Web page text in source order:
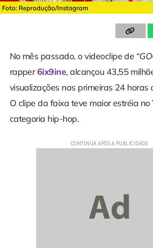
Foto: Reprodução/Instagram
No mês passado, o videoclipe de “
rapper6ix9ine, alcançou 43,55
visualizações nas primeiras 24 horas
O clipe da faixa teve maior estréia no
categoria hip-hop.